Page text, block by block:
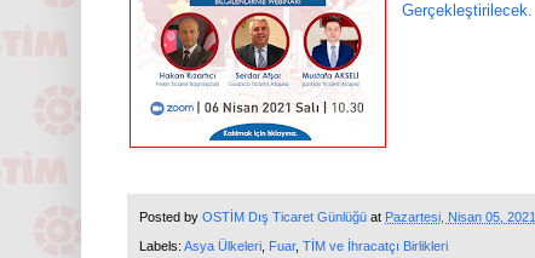
Gerçekleştirilecek.
Posted by OSTİM Dış Ticaret Günlüğü at Pazartesi, Nisan 05, 2021
Labels: Asya Ülkeleri Fuar, TİM ve İhracatçı Birlikleri